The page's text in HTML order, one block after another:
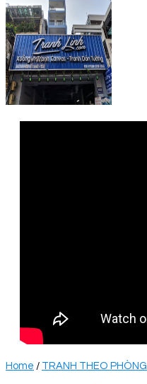
Home / TRANH THEO PHÒNG